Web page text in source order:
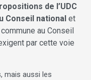
de l’UDC
Conseil national et
au Conseil
par cette voie
mais aussi les